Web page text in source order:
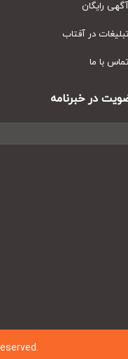
رایگان
در آفتاب
با ما
در خبرنامه